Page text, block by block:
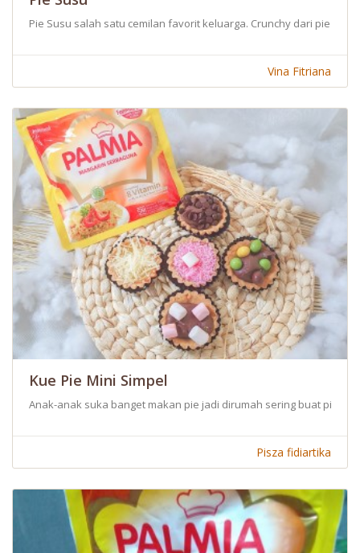
Pie Susu salah satu cemilan favorit keluarga. Crunchy dari pie
Vina Fitriana
Kue Pie Mini Simpel
Anak-anak suka banget makan pie jadi dirumah sering buat pie
Pisza fidiartika